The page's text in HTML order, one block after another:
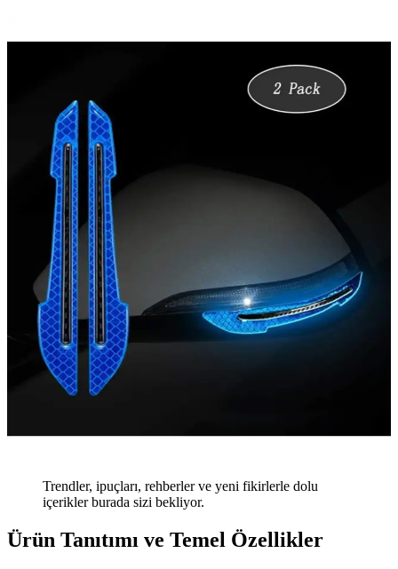
Trendler, ipuçları, rehberler ve yeni fikirlerle dolu
içerikler burada sizi bekliyor.
Ürün Tanıtımı ve Temel Özellikler